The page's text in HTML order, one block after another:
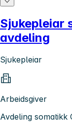
Sjukepleiar
avdeling
Sjukepleiar
Arbeidsgiver
Avdeling somatikk